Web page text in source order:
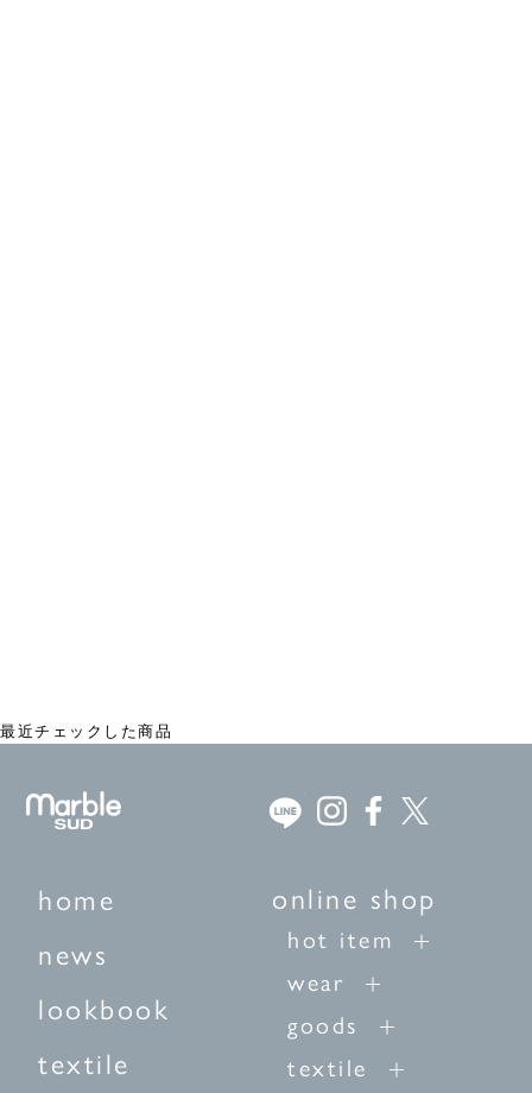
最近チェックした商品
home
news
lookbook
textile
online shop
hot item
wear
goods
textile